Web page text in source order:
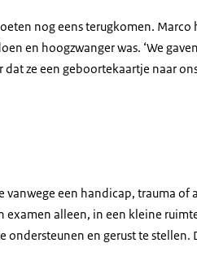
nog eens terugkomen. Marco
en hoogzwanger was. ‘We
ze een geboortekaartje naar
een handicap, trauma of
alleen, in een kleine
en gerust te stellen.